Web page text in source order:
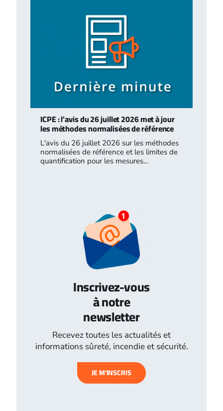
ICPE : l’avis du 26 juillet 2026 met à jour
les méthodes normalisées de référence
L'avis du 26 juillet 2026 sur les méthodes
normalisées de référence et les limites de
quantification pour les mesures…
Inscrivez-vous
à notre
newsletter
Recevez toutes les actualités et
informations sûreté, incendie et sécurité.
JE M’INSCRIS